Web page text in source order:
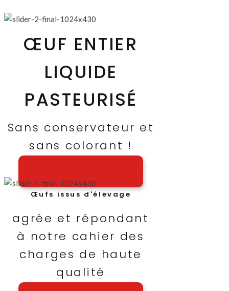
ŒUF ENTIER
LIQUIDE
PASTEURISÉ
Sans conservateur et
sans colorant !
Œufs issus d'élevage
agrée et répondant
à notre cahier des
charges de haute
qualité